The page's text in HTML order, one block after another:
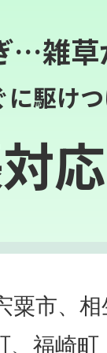
…雑
に駆け
粟市、
、福崎町